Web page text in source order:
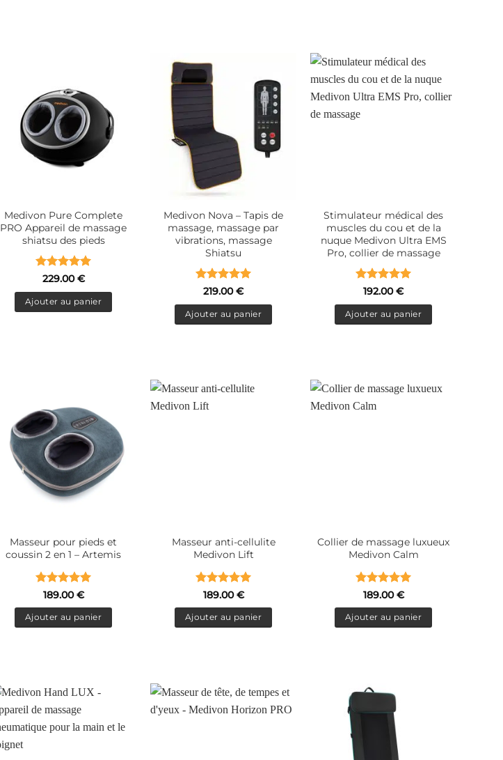
Medivon Pure Complete
PRO Appareil de massage
shiatsu des pieds
Note5sur
229.00€
Ajouter au panier
Medivon Nova – Tapis de
massage, massage par
vibrations, massage
Shiatsu
Note5sur
219.00€
Ajouter au panier
Stimulateur médical des
muscles du cou et de la
nuque Medivon Ultra EMS
Pro, collier de massage
Note5sur
192.00€
Ajouter au panier
Masseur pour pieds et
coussin 2 en 1 – Artemis
Note5sur
189.00€
Ajouter au panier
Masseur anti-cellulite
Medivon Lift
Note5sur
189.00€
Ajouter au panier
Collier de massage luxueux
Medivon Calm
Note5sur
189.00€
Ajouter au panier